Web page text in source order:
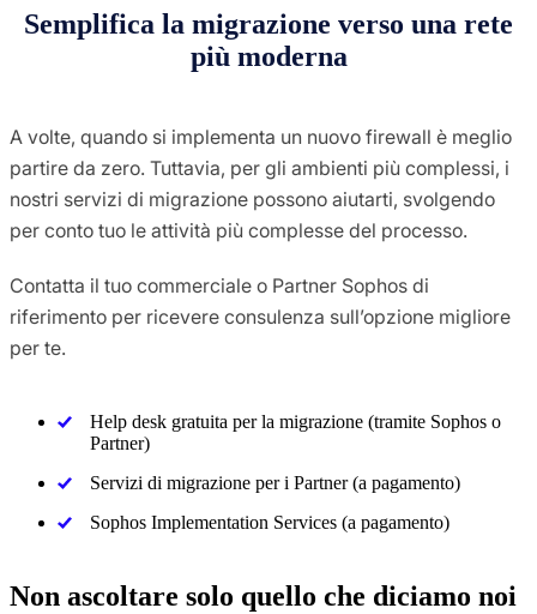
Semplifica la migrazione verso una rete
più moderna
A volte, quando si implementa un nuovo firewall è meglio
partire da zero. Tuttavia, per gli ambienti più complessi, i
nostri servizi di migrazione possono aiutarti, svolgendo
per conto tuo le attività più complesse del processo.
Contatta il tuo commerciale o Partner Sophos di
riferimento per ricevere consulenza sull’opzione migliore
per te.
Help desk gratuita per la migrazione (tramite Sophos o
Partner)
Servizi di migrazione per i Partner (a pagamento)
Sophos Implementation Services (a pagamento)
Non ascoltare solo quello che diciamo noi